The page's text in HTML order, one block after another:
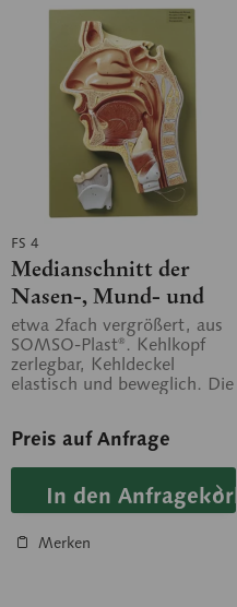
FS 4
Medianschnitt der
Nasen-, Mund- und
Rachenhöhle
etwa 2fach vergrößert, aus
SOMSO-Plast®. Kehlkopf
zerlegbar, Kehldeckel
elastisch und beweglich. Die
Preis auf Anfrage
In den Anfragekorb
Merken